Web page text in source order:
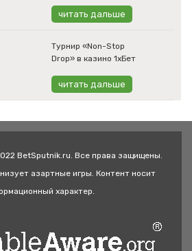
читать дальше
Турнир «Non-Stop
Drop» в казино 1хБет
читать дальше
BetSputnik.ru. Все права защищены.
азартные игры. Контент носит
характер.